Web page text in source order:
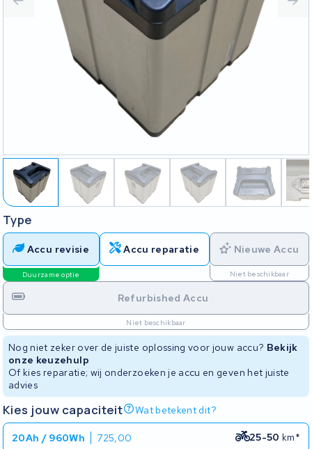
Type
Accu revisie
Duurzame optie
Accu reparatie Nieuwe Accu
Niet beschikbaar
Refurbished Accu
Niet beschikbaar
Nog niet zeker over de juiste oplossing voor jouw accu? Bekijk
onze keuzehulp
Of kies reparatie; wij onderzoeken je accu en geven het juiste
advies
Kies jouw capaciteit Wat betekent dit?
20Ah / 960Wh 725,00 25-50 km*